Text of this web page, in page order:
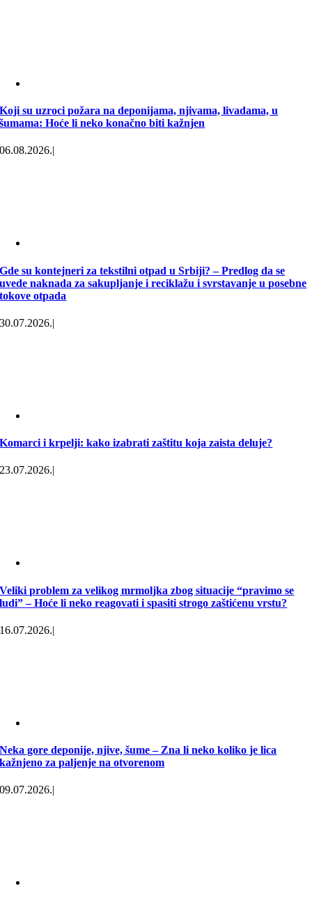
Koji su uzroci požara na deponijama, njivama, livadama, u
šumama: Hoće li neko konačno biti kažnjen
06.08.2026.|
Gde su kontejneri za tekstilni otpad u Srbiji? – Predlog da se
uvede naknada za sakupljanje i reciklažu i svrstavanje u posebne
tokove otpada
30.07.2026.|
Komarci i krpelji: kako izabrati zaštitu koja zaista deluje?
23.07.2026.|
Veliki problem za velikog mrmoljka zbog situacije “pravimo se
ludi” – Hoće li neko reagovati i spasiti strogo zaštićenu vrstu?
16.07.2026.|
Neka gore deponije, njive, šume – Zna li neko koliko je lica
kažnjeno za paljenje na otvorenom
09.07.2026.|